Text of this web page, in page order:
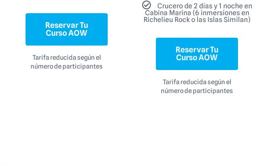
Reservar Tu
Curso AOW
Tarifa reducida según el
número de participantes
Crucero de 2 días y 1 noche en
Cabina Marina (6 inmersiones en
Richelieu Rock o las Islas Similan)
Reservar Tu
Curso AOW
Tarifa reducida según el
número de participantes